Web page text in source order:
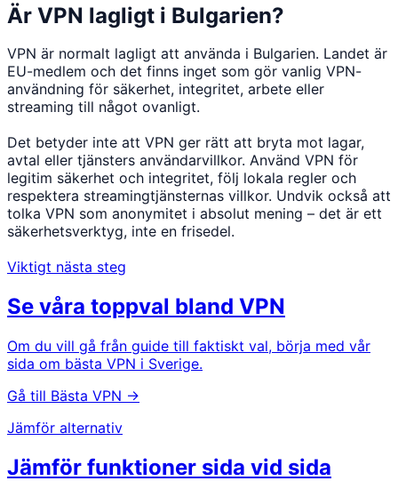
Är VPN lagligt i Bulgarien?
VPN är normalt lagligt att använda i Bulgarien. Landet är
EU-medlem och det finns inget som gör vanlig VPN-
användning för säkerhet, integritet, arbete eller
streaming till något ovanligt.
Det betyder inte att VPN ger rätt att bryta mot lagar,
avtal eller tjänsters användarvillkor. Använd VPN för
legitim säkerhet och integritet, följ lokala regler och
respektera streamingtjänsternas villkor. Undvik också att
tolka VPN som anonymitet i absolut mening – det är ett
säkerhetsverktyg, inte en frisedel.
Viktigt nästa steg
Se våra toppval bland VPN
Om du vill gå från guide till faktiskt val, börja med vår
sida om bästa VPN i Sverige.
Gå till Bästa VPN →
Jämför alternativ
Jämför funktioner sida vid sida